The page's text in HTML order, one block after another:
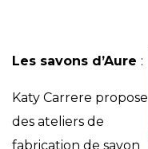
Les savons d’Aure :
Katy Carrere propose
des ateliers de
fabrication de savon